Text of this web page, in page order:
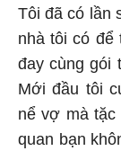
Tôi đã có lần
nhà tôi có để
đay cùng gói
Mới đầu tôi
nể vợ mà
quan bạn